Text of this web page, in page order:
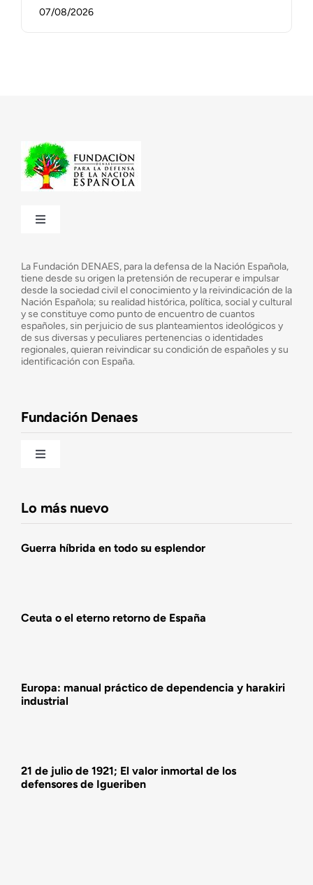
07/08/2026
Toggle
¿Cuáles son nuestros objetivos?
Consejo Asesor
La Fundación DENAES, para la defensa de la Nación Española,
tiene desde su origen la pretensión de recuperar e impulsar
desde la sociedad civil el conocimiento y la reivindicación de la
Nación Española; su realidad histórica, política, social y cultural
y se constituye como punto de encuentro de cuantos
españoles, sin perjuicio de sus planteamientos ideológicos y
de sus diversas y peculiares pertenencias o identidades
regionales, quieran reivindicar su condición de españoles y su
identificación con España.
Fundación Denaes
Toggle
Lo más nuevo
Guerra híbrida en todo su esplendor
Ceuta o el eterno retorno de España
Europa: manual práctico de dependencia y harakiri
industrial
21 de julio de 1921; El valor inmortal de los
defensores de Igueriben